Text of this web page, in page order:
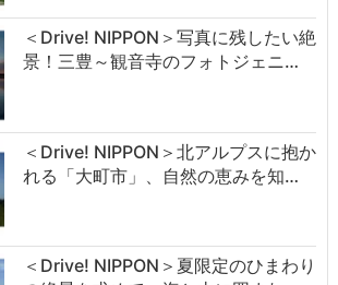
＜Drive! NIPPON＞写真に残したい絶
景！三豊～観音寺のフォトジェニ…
＜Drive! NIPPON＞北アルプスに抱か
れる「大町市」、自然の恵みを知…
＜Drive! NIPPON＞夏限定のひまわり